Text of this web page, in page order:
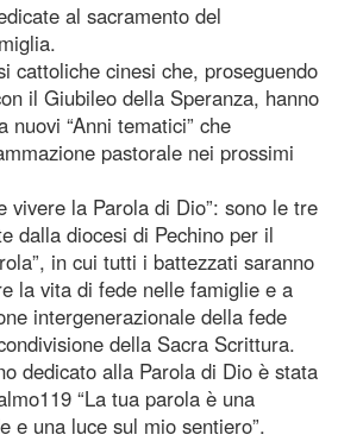
al sacramento del
cattoliche cinesi che, proseguendo
il Giubileo della Speranza, hanno
nuovi “Anni tematici” che
pastorale nei prossimi
vivere la Parola di Dio”: sono le tre
dalla diocesi di Pechino per il
in cui tutti i battezzati saranno
la vita di fede nelle famiglie e a
intergenerazionale della fede
della Sacra Scrittura.
dedicato alla Parola di Dio è stata
“La tua parola è una
e una luce sul mio sentiero”.